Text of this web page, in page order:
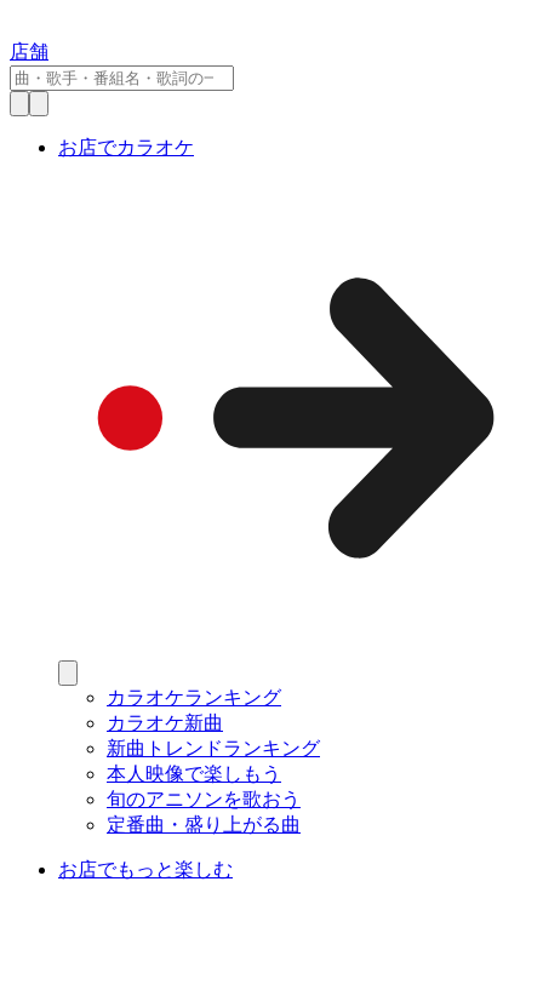
店舗
お店でカラオケ
カラオケランキング
カラオケ新曲
新曲トレンドランキング
本人映像で楽しもう
旬のアニソンを歌おう
定番曲・盛り上がる曲
お店でもっと楽しむ